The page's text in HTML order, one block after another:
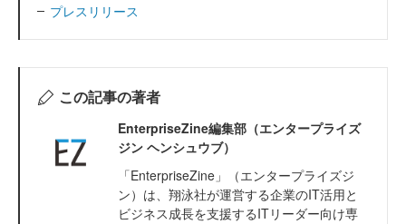
プレスリリース
この記事の著者
EnterpriseZine編集部（エンタープライズ
ジン ヘンシュウブ）
「EnterpriseZine」（エンタープライズジ
ン）は、翔泳社が運営する企業のIT活用と
ビジネス成長を支援するITリーダー向け専